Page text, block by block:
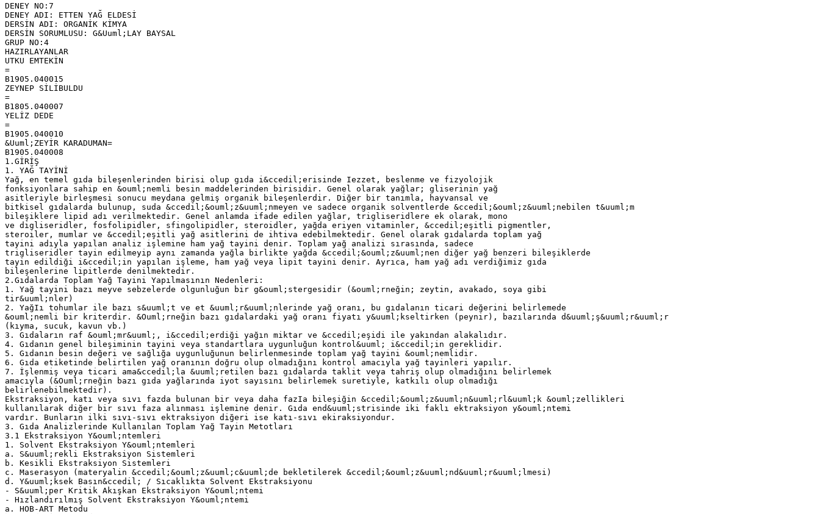
DENEY NO:7
DENEY ADI: ETTEN YAĞ ELDESİ
DERSİN ADI: ORGANİK KİMYA
DERSİN SORUMLUSU: G&Uuml;LAY BAYSAL
GRUP NO:4
HAZIRLAYANLAR
UTKU EMTEKİN
=
B1905.040015
ZEYNEP SİLİBULDU
=
B1805.040007
YELİZ DEDE
=
B1905.040010
&Uuml;ZEYİR KARADUMAN=
B1905.040008
1.GİRİŞ
1. YAĞ TAYİNİ
Yağ, en temel gıda bileşenlerinden birisi olup gıda i&ccedil;erisinde Iezzet, beslenme ve fizyolojik
fonksiyonlara sahip en &ouml;nemli besin maddelerinden birisidir. Genel olarak yağlar; gliserinin yağ
asitleriyle birleşmesi sonucu meydana gelmiş organik bileşenlerdir. Diğer bir tanımla, hayvansal ve
bitkisel gıdalarda bulunup, suda &ccedil;&ouml;z&uuml;nmeyen ve sadece organik solventlerde &ccedil;&ouml;z&uuml;nebilen t&uuml;m
bileşiklere lipid adı verilmektedir. Genel anlamda ifade edilen yağlar, trigliseridlere ek olarak, mono
ve digliseridler, fosfolipidler, sfingolipidler, steroidler, yağda eriyen vitaminler, &ccedil;eşitli pigmentler,
steroiler, mumlar ve &ccedil;eşitli yağ asitlerini de ihtiva edebilmektedir. Genel olarak gıdalarda toplam yağ
tayini adıyla yapılan analiz işlemine ham yağ tayini denir. Toplam yağ analizi sırasında, sadece
trigliseridler tayin edilmeyip aynı zamanda yağla birlikte yağda &ccedil;&ouml;z&uuml;nen diğer yağ benzeri bileşiklerde
tayin edildiği i&ccedil;in yapılan işleme, ham yağ veya lipit tayini denir. Ayrıca, ham yağ adı verdiğimiz gıda
bileşenlerine lipitlerde denilmektedir.
2.Gıdalarda Toplam Yağ Tayini Yapılmasının Nedenleri:
1. Yağ tayini bazı meyve sebzelerde olgunluğun bir g&ouml;stergesidir (&ouml;rneğin; zeytin, avakado, soya gibi
tir&uuml;nler)
2. YağIı tohumlar ile bazı s&uuml;t ve et &uuml;r&uuml;nlerinde yağ oranı, bu gıdalanın ticari değerini belirlemede
&ouml;nemli bir kriterdir. &Ouml;rneğin bazı gıdalardaki yağ oranı fiyatı y&uuml;kseltirken (peynir), bazılarında d&uuml;ş&uuml;r&uuml;r
(kıyma, sucuk, kavun vb.)
3. Gıdaların raf &ouml;mr&uuml;, i&ccedil;erdiği yağın miktar ve &ccedil;eşidi ile yakından alakalıdır.
4. Gıdanın genel bileşiminin tayini veya standartlara uygunluğun kontrol&uuml; i&ccedil;in gereklidir.
5. Gıdanın besin değeri ve sağlığa uygunluğunun belirlenmesinde toplam yağ tayini &ouml;nemlidir.
6. Gıda etiketinde belirtilen yağ oranının doğru olup olmadığını kontrol amacıyla yağ tayinleri yapılır.
7. İşlenmiş veya ticari ama&ccedil;la &uuml;retilen bazı gıdalarda taklit veya tahriş olup olmadığını belirlemek
amacıyla (&Ouml;rneğin bazı gıda yağlarında iyot sayısını belirlemek suretiyle, katkılı olup olmadığı
belirlenebilmektedir).
Ekstraksiyon, katı veya sıvı fazda bulunan bir veya daha fazIa bileşiğin &ccedil;&ouml;z&uuml;n&uuml;rl&uuml;k &ouml;zellikleri
kullanılarak diğer bir sıvı faza alınması işlemine denir. Gıda end&uuml;strisinde iki faklı ektraksiyon y&ouml;ntemi
vardır. Bunların ilki sıvı-sıvı ektraksiyon diğeri ise katı-sıvı ekiraksiyondur.
3. Gıda Analizlerinde Kullanılan Toplam Yağ Tayin Metotları
3.1 Ekstraksiyon Y&ouml;ntemleri
1. Solvent Ekstraksiyon Y&ouml;ntemleri
a. S&uuml;rekli Ekstraksiyon Sistemleri
b. Kesikli Ekstraksiyon Sistemleri
c. Maserasyon (materyalin &ccedil;&ouml;z&uuml;c&uuml;de bekletilerek &ccedil;&ouml;z&uuml;nd&uuml;r&uuml;lmesi)
d. Y&uuml;ksek Basın&ccedil; / Sıcaklıkta Solvent Ekstraksiyonu
- S&uuml;per Kritik Akışkan Ekstraksiyon Y&ouml;ntemi
- Hızlandırılmış Solvent Ekstraksiyon Y&ouml;ntemi
a. HOB-ART Metodu